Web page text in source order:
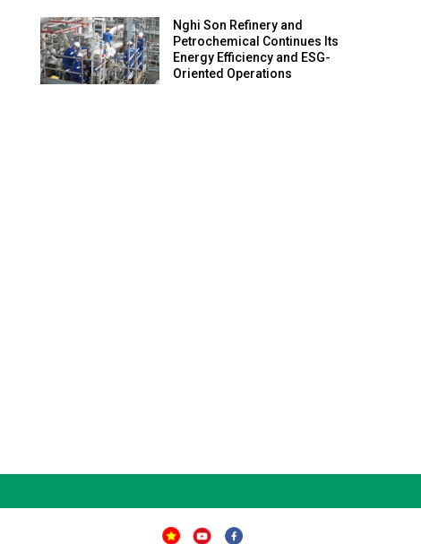
Nghi Son Refinery and
Petrochemical Continues Its
Energy Efficiency and ESG-
Oriented Operations